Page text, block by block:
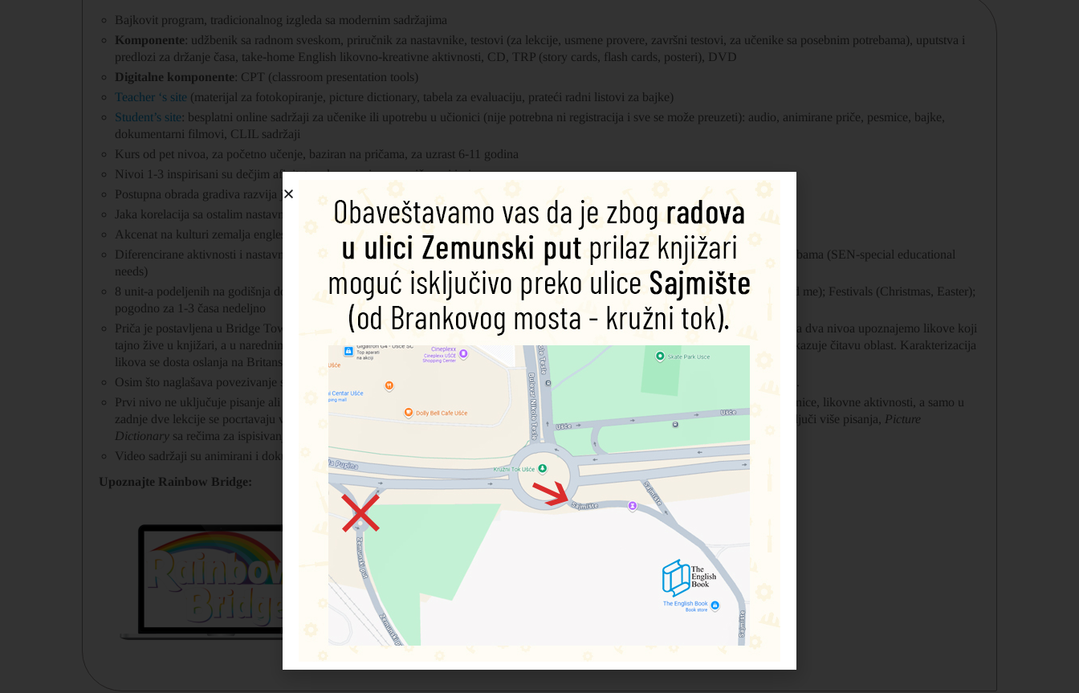
Bajkovit program, tradicionalnog izgleda sa modernim sadržajima
Komponente: udžbenik sa radnom sveskom, priručnik za nastavnike, testovi (za lekcije, usmene provere, završni testovi, za učenike sa posebnim potrebama), uputstva i
predlozi za držanje časa, take-home English likovno-kreativne aktivnosti, CD, TRP (story cards, flash cards, posteri), DVD
Digitalne komponente: CPT (classroom presentation tools)
Teacher ‘s site (materijal za fotokopiranje, picture dictionary, tabela za evaluaciju, prateći radni listovi za bajke)
Student’s site: besplatni online sadržaji za učenike ili upotrebu u učionici (nije potrebna ni registracija i sve se može preuzeti): audio, animirane priče, pesmice, bajke,
dokumentarni filmovi, CLIL sadržaji
Kurs od pet nivoa, za početno učenje, baziran na pričama, za uzrast 6-11 godina
Nivoi 1-3 inspirisani su dečjim afinitetom ka pesmicama, pričama i igri
Postupna obrada gradiva razvija jezičke veštine a istovremeno i samopouzdanje učenika.
Jaka korelacija sa ostalim nastavnim predmetima; odličan za projektnu nastavu
Akcenat na kulturi zemalja engleskog govornog područja
Diferencirane aktivnosti i nastavne metode za grupe različitih nivoa znanja, kao i posebno kreirani zadaci za učenike sa posebnim potrebama (SEN-special educational
needs)
8 unit-a podeljenih na godišnja doba; CLIL teme (shapes, colours, plants, hidden animals); Culture pages (Books and me, Outdoors and me); Festivals (Christmas, Easter);
pogodno za 1-3 časa nedeljno
Priča je postavljena u Bridge Town, maleni gradić u Britaniji, a radnja se odvija u ulici sa malom knjižarom i kafeom pored reke. U prva dva nivoa upoznajemo likove koji
tajno žive u knjižari, a u narednim nivoima radnja se prenosi u šumu i primorski gradić u blizini. Preklopna mapa na početku knjige prikazuje čitavu oblast. Karakterizacija
likova se dosta oslanja na Britanski folklor. Realni likovi stanuju u stanu iznad knjižare a izmišljeni u tajnom svetu ispod.
Osim što naglašava povezivanje sa drugim predmetima i stvarnim životom, udžbenik se bavi emocionalnim i socijalnim razvojem dece .
Prvi nivo ne uključuje pisanje ali se pažnja posvećuje razvijanju fine motorike (
tracing
, iscrtavanje krivih i cik-cak linija, bojenje, nalepnice, likovne aktivnosti, a samo u
zadnje dve lekcije se pocrtavaju velika štampana slova, da bi se na nivou 2 polako nastavilo sa pisanjem). Ukoliko nastavnik želi da uključi više pisanja,
Picture
Dictionary sa rečima za ispisivanje se može preuzeti online sa
Video sadržaji su animirani i dokumentarni a dodate su i tradicionalne bajke i priče.
Upoznajte Rainbow Bridge: